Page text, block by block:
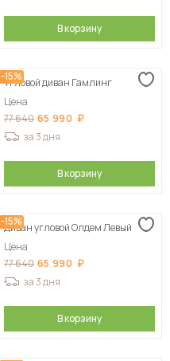
В корзину
-15%
Угловой диван Гамлинг
Цена
77 640 65 990
за 3 дня
В корзину
-15%
Диван угловой Олдем Левый
Цена
77 640 65 990
за 3 дня
В корзину